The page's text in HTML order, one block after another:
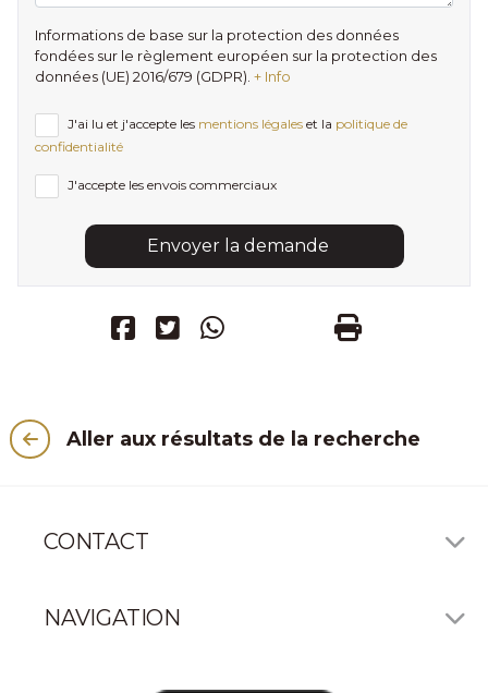
Informations de base sur la protection des données
fondées sur le règlement européen sur la protection des
données (UE) 2016/679 (GDPR). + Info
J'ai lu et j'accepte les mentions légales et la politique de
confidentialité
J'accepte les envois commerciaux
Envoyer la demande
Aller aux résultats de la recherche
CONTACT
NAVIGATION